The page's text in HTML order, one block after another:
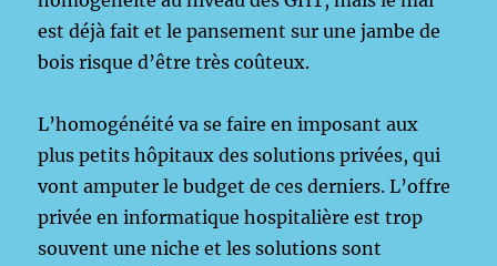
est déjà fait et le pansement sur une jambe de
bois risque d’être très coûteux.
L’homogénéité va se faire en imposant aux
plus petits hôpitaux des solutions privées, qui
vont amputer le budget de ces derniers. L’offre
privée en informatique hospitalière est trop
souvent une niche et les solutions sont